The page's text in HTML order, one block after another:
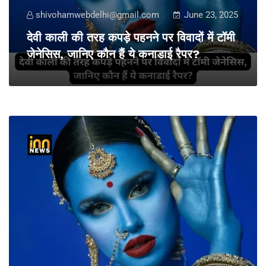
shivohamwebdelhi@gmail.com June 23, 2025
देवी काली की तरह कपड़े पहनने पर विवादों में टॉमी
जेनेसिस, जानिए कौन हैं ये कनाडाई रैपर?